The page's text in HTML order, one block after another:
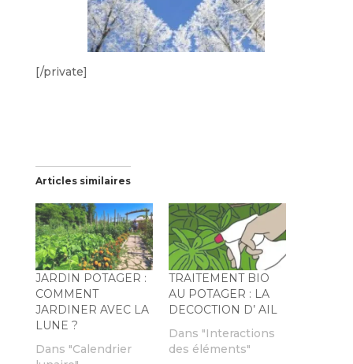
[/private]
Articles similaires
JARDIN POTAGER :
COMMENT
JARDINER AVEC LA
LUNE ?
Dans "Calendrier
TRAITEMENT BIO
AU POTAGER : LA
DECOCTION D’ AIL
Dans "Interactions
des éléments"